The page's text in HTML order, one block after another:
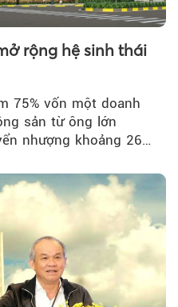
rộng hệ sinh thái
75% vốn một doanh
sản từ ông lớn
nhượng khoảng 262